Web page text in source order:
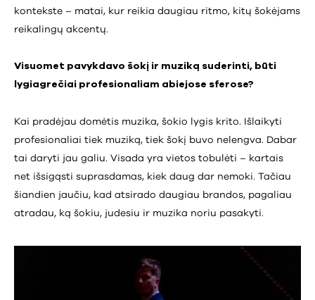
kontekste – matai, kur reikia daugiau ritmo, kitų šokėjams
reikalingų akcentų.
Visuomet pavykdavo šokį ir muziką suderinti, būti
lygiagrečiai profesionaliam abiejose sferose?
Kai pradėjau domėtis muzika, šokio lygis krito. Išlaikyti
profesionaliai tiek muziką, tiek šokį buvo nelengva. Dabar
tai daryti jau galiu. Visada yra vietos tobulėti – kartais
net išsigąsti suprasdamas, kiek daug dar nemoki. Tačiau
šiandien jaučiu, kad atsirado daugiau brandos, pagaliau
atradau, ką šokiu, judesiu ir muzika noriu pasakyti.